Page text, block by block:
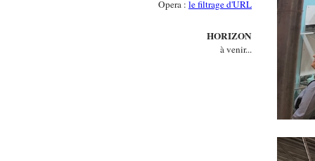
Opera : le filtrage d'URL
HORIZON
à venir...